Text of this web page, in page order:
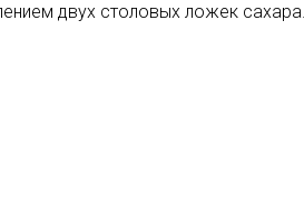
двух столовых ложек